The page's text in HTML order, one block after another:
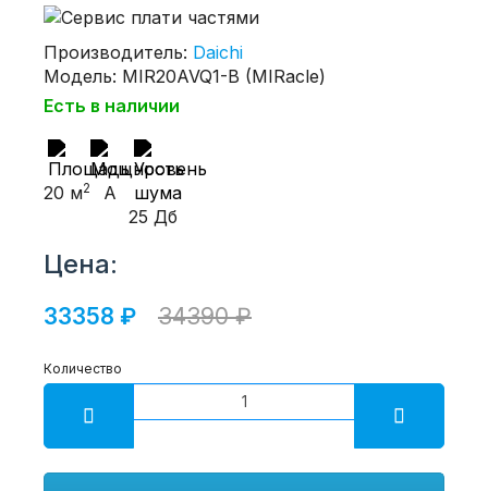
Производитель: Daichi
Модель: MIR20AVQ1-B (MIRacle)
Есть в наличии
20 м2
A
25 Дб
Цена:
33358 ₽ 34390 ₽
Количество